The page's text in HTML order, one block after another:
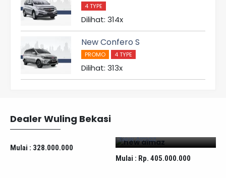
4 TYPE
Dilihat: 314x
New Confero S
PROMO 4 TYPE
Dilihat: 313x
Dealer Wuling Bekasi
Mitra EV
Mulai : 328.000.000
New Almaz
Mulai : Rp. 405.000.000